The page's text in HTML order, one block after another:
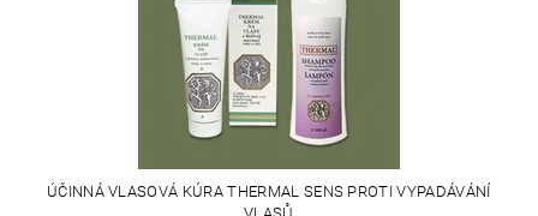
ÚČINNÁ VLASOVÁ KÚRA THERMAL SENS PROTI VYPADÁVÁNÍ